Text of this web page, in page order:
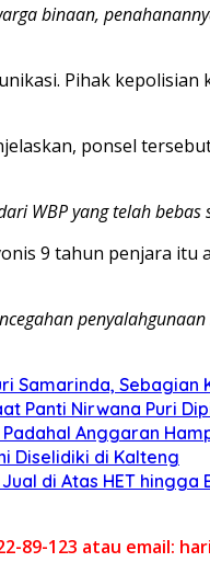
binaan,
Pihak kepolisian
ponsel
WBP yang telah bebas
9 tahun penjara
Samarinda,
Panti Nirwana Puri
Anggaran
Diselidiki di Kalteng
di Atas HET hingga
89-123 atau email: